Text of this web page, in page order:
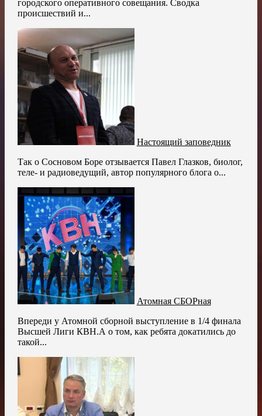
городского оперативного совещания. Сводка
происшествий и...
Настоящий заповедник
Так о Сосновом Боре отзывается Павел Глазков, биолог,
теле- и радиоведущий, автор популярного блога о...
Атомная СБОРная
Впереди у Атомной сборной выступление в 1/4 финала
Высшей Лиги КВН.А о том, как ребята докатились до
такой...